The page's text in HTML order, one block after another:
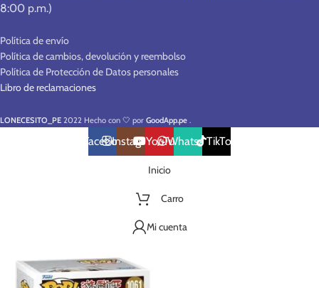
8:00 p.m.)
Política de envío
Política de cambios, devolución y reembolso
Política de Protección de Datos personales
Libro de reclamaciones
LONECESITO_PE 2022 Hecho con 🤍 por GoodApp.pe .
FacebookInstagramYouTubeWhatsAppTikTok
Inicio
Carro
Mi cuenta